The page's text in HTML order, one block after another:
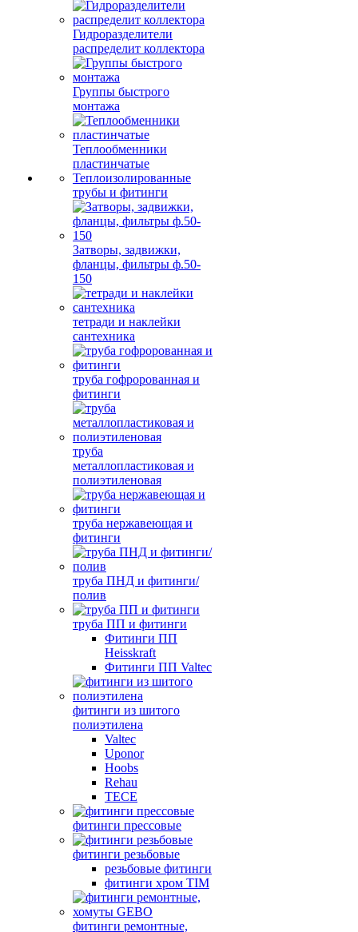
Гидроразделители
распределит коллектора
Группы быстрого
монтажа
Теплообменники
пластинчатые
Теплоизолированные
трубы и фитинги
Затворы, задвижки,
фланцы, фильтры ф.50-
150
тетради и наклейки
сантехника
труба гофророванная и
фитинги
труба
металлопластиковая и
полиэтиленовая
труба нержавеющая и
фитинги
труба ПНД и фитинги/
полив
труба ПП и фитинги
Фитинги ПП
Heisskraft
Фитинги ПП Valtec
фитинги из шитого
полиэтилена
Valtec
Uponor
Hoobs
Rehau
TECE
фитинги прессовые
фитинги резьбовые
резьбовые фитинги
фитинги хром TIM
фитинги ремонтные,